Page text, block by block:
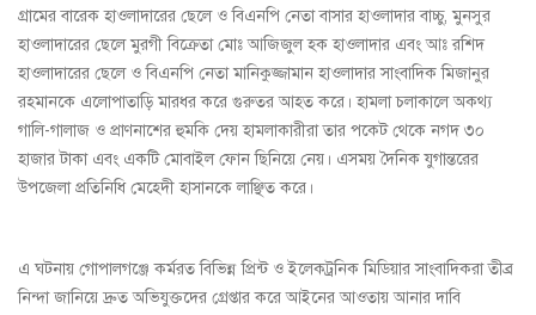
গ্রামের বারেক হাওলাদারের ছেলে ও বিএনপি নেতা বাসার হাওলাদার বাচ্চু, মুনসুর
হাওলাদারের ছেলে মুরগী বিক্রেতা মোঃ আজিজুল হক হাওলাদার এবং আঃ রশিদ
হাওলাদারের ছেলে ও বিএনপি নেতা মানিকুজ্জামান হাওলাদার সাংবাদিক মিজানুর
রহমানকে এলোপাতাড়ি মারধর করে গুরুতর আহত করে। হামলা চলাকালে অকথ্য
গালি-গালাজ ও প্রাণনাশের হুমকি দেয় হামলাকারীরা তার পকেট থেকে নগদ ৩০
হাজার টাকা এবং একটি মোবাইল ফোন ছিনিয়ে নেয়। এসময় দৈনিক যুগান্তরের
উপজেলা প্রতিনিধি মেহেদী হাসানকে লাঞ্ছিত করে।
এ ঘটনায় গোপালগঞ্জে কর্মরত বিভিন্ন প্রিন্ট ও ইলেকট্রনিক মিডিয়ার সাংবাদিকরা তীব্র
নিন্দা জানিয়ে দ্রুত অভিযুক্তদের গ্রেপ্তার করে আইনের আওতায় আনার দাবি